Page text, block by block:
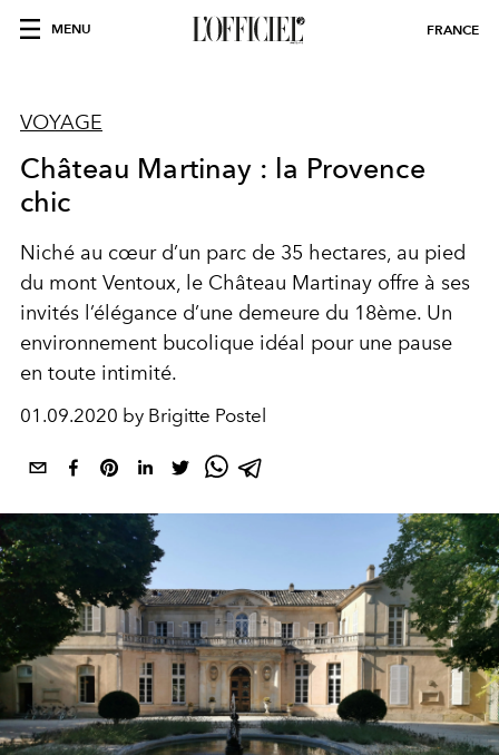
MENU FRANCE
VOYAGE
Château Martinay : la Provence
chic
Niché au cœur d’un parc de 35 hectares, au pied
du mont Ventoux, le Château Martinay offre à ses
invités l’élégance d’une demeure du 18ème. Un
environnement bucolique idéal pour une pause
en toute intimité.
01.09.2020 by Brigitte Postel